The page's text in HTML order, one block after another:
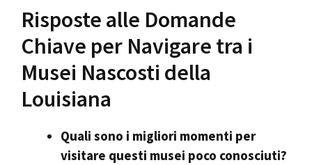
Risposte alle Domande
Chiave per Navigare tra i
Musei Nascosti della
Louisiana
Quali sono i migliori momenti per
visitare questi musei poco conosciuti?